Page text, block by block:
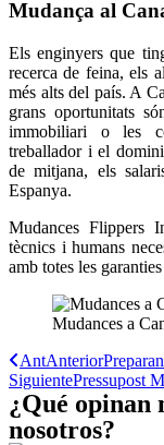
Mudança al
Els enginyers que
recerca de feina, els
més alts del país. A
grans oportunitats
immobiliari o les
treballador i el
de mitjana, els
Espanya.
Mudances Flippers
tècnics i humans
amb totes les
Mudances a
AntAnterior
SiguientePressupost
¿Qué opinan
nosotros?